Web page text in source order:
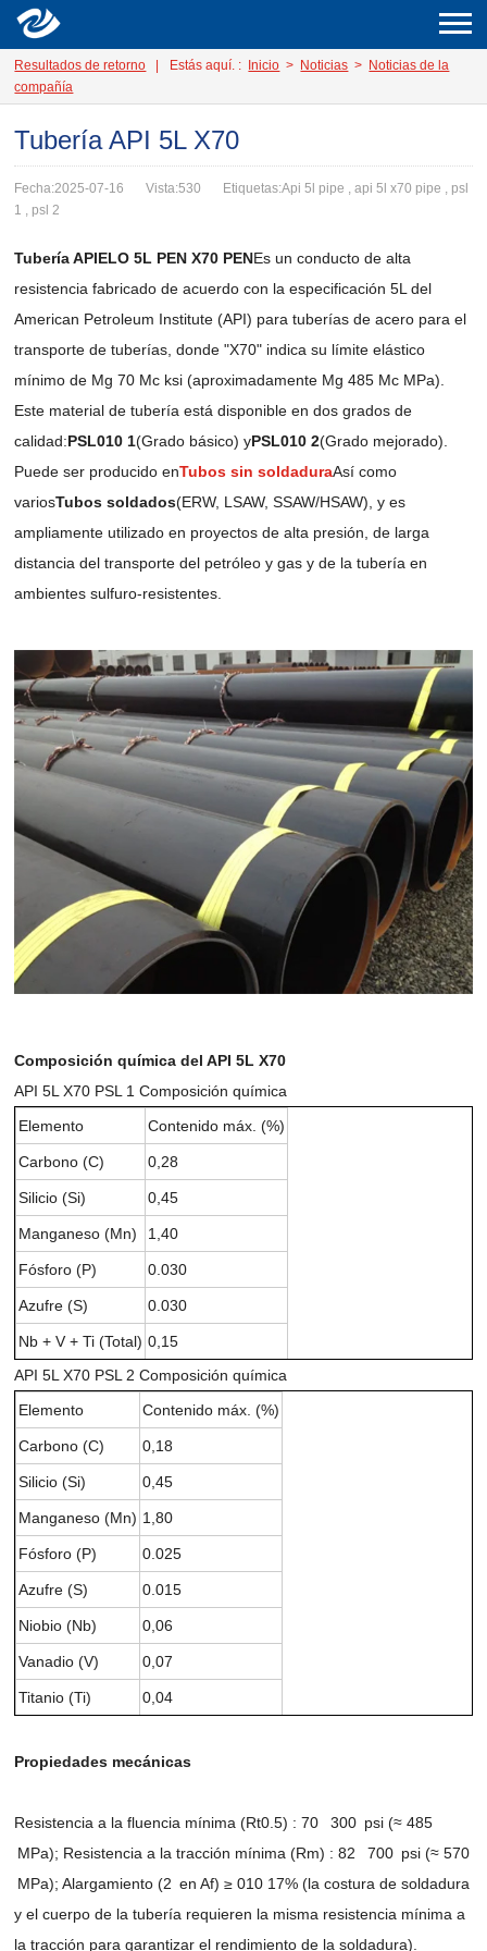
Resultados de retorno Estás aquí. : Inicio > Noticias > Noticias de la
compañía
Tubería API 5L X70
Fecha:2025-07-16 Vista:530
Etiquetas:Api 5l pipe , api 5l x70 pipe , psl
1 , psl 2
Tubería APIELO 5L PEN X70 PENEs un conducto de alta
resistencia fabricado de acuerdo con la especificación 5L del
American Petroleum Institute (API) para tuberías de acero para el
transporte de tuberías, donde "X70" indica su límite elástico
mínimo de Mg 70 Mc ksi (aproximadamente Mg 485 Mc MPa).
Este material de tubería está disponible en dos grados de
calidad:PSL010 1(Grado básico) yPSL010 2(Grado mejorado).
Puede ser producido enTubos sin soldaduraAsí como
variosTubos soldados(ERW, LSAW, SSAW/HSAW), y es
ampliamente utilizado en proyectos de alta presión, de larga
distancia del transporte del petróleo y gas y de la tubería en
ambientes sulfuro-resistentes.
Composición química del API 5L X70
API 5L X70 PSL 1 Composición química
Elemento
Contenido máx. (%)
Carbono (C) 0,28
Silicio (Si) 0,45
Manganeso (Mn) 1,40
Fósforo (P) 0.030
Azufre (S) 0.030
Nb + V + Ti (Total) 0,15
API 5L X70 PSL 2 Composición química
Elemento
Contenido máx. (%)
Carbono (C) 0,18
Silicio (Si) 0,45
Manganeso (Mn) 1,80
Fósforo (P) 0.025
Azufre (S) 0.015
Niobio (Nb) 0,06
Vanadio (V) 0,07
Titanio (Ti) 0,04
Propiedades mecánicas
Resistencia a la fluencia mínima (Rt0.5) : 70 300 psi (≈ 485
MPa); Resistencia a la tracción mínima (Rm) : 82 700 psi (≈ 570
MPa); Alargamiento (2 en Af) ≥ 010 17% (la costura de soldadura
y el cuerpo de la tubería requieren la misma resistencia mínima a
la tracción para garantizar el rendimiento de la soldadura).